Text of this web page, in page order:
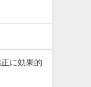
に効果的